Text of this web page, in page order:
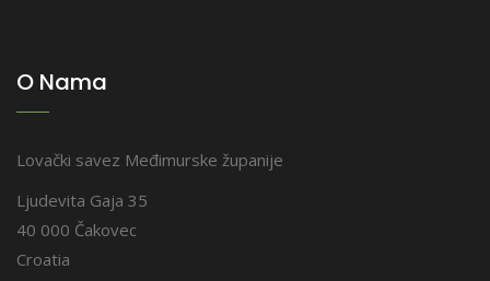
O Nama
Lovački savez Međimurske županije
Ljudevita Gaja 35
40 000 Čakovec
Croatia